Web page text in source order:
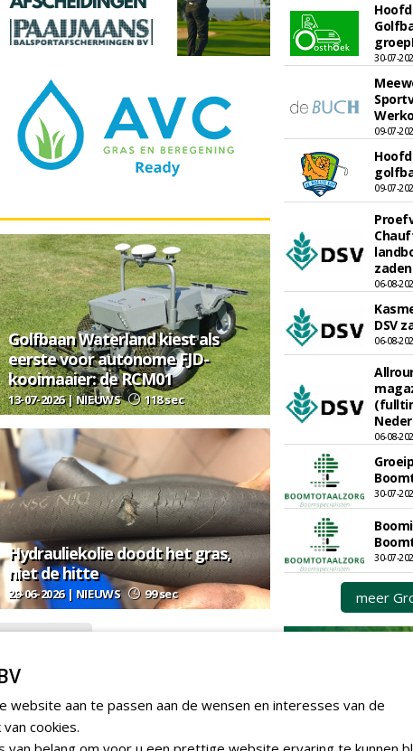
Golfbaan Waterland kiest als
eerste voor autonome FJD-
kooimaaier: de RCM01
13-07-2026 | NIEUWS 118 sec
Hydrauliekolie doodt het gras,
niet de hitte
29-06-2026 | NIEUWS 99 sec
30-07-
09-07-
09-07-
06-08-
DSV
06-08-
06-08-
30-07-
30-07-
meer
website aan te passen aan de wensen en interesses van de
cookies.